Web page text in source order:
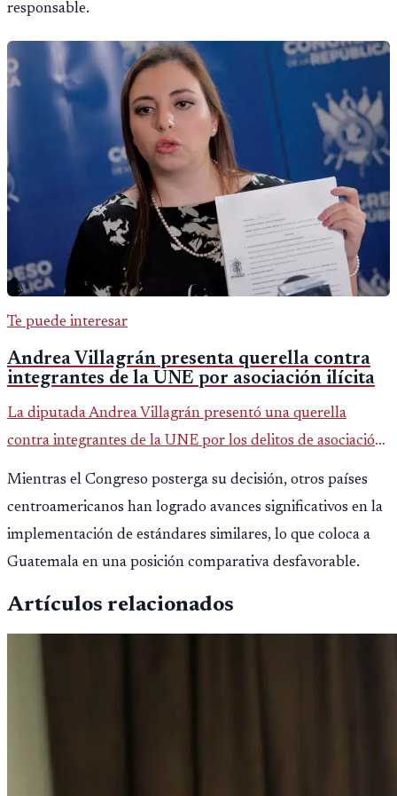
responsable.
Te puede interesar
Andrea Villagrán presenta querella contra
integrantes de la UNE por asociación ilícita
La diputada Andrea Villagrán presentó una querella
contra integrantes de la UNE por los delitos de asociación
ilícita, terrorismo y sedición.
Mientras el Congreso posterga su decisión, otros países
centroamericanos han logrado avances significativos en la
implementación de estándares similares, lo que coloca a
Guatemala en una posición comparativa desfavorable.
Artículos relacionados